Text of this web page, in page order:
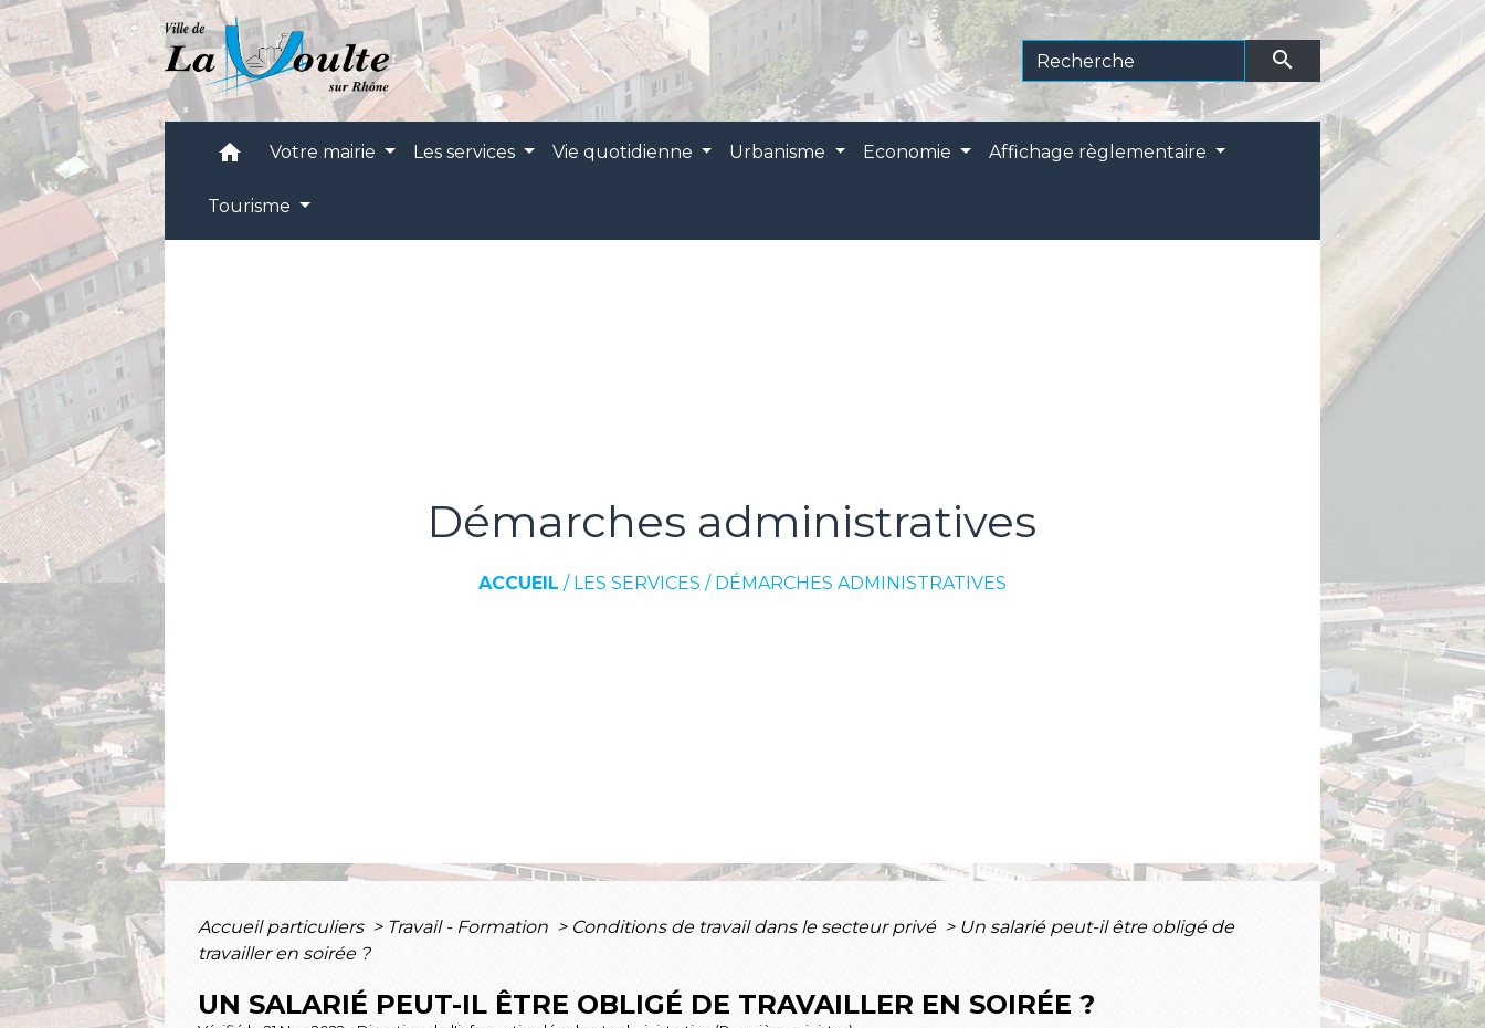
search
home Votre mairie Les services Vie quotidienne Urbanisme Economie Affichage règlementaire
Tourisme
Démarches administratives
ACCUEIL / LES SERVICES / DÉMARCHES ADMINISTRATIVES
Accueil particuliers > Travail - Formation > Conditions de travail dans le secteur privé > Un salarié peut-il être obligé de
travailler en soirée ?
UN SALARIÉ PEUT-IL ÊTRE OBLIGÉ DE TRAVAILLER EN SOIRÉE ?